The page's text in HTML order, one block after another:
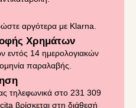
αργότερα με Klarna.
Χρημάτων
εντός 14 ημερολογιακών
παραλαβής.
τηλεφωνικά στο 231 309
βρίσκεται στη διάθεσή